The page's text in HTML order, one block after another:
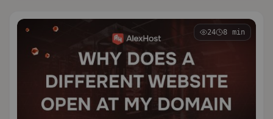
24 8 min